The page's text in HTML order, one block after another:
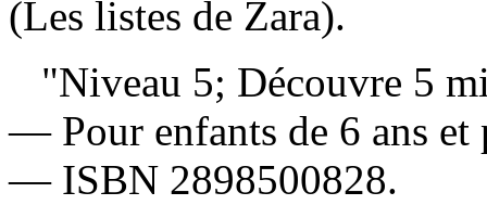
(Les listes de Zara).
"Niveau 5; Découvre 5
— Pour enfants de 6 ans
— ISBN 2898500828.